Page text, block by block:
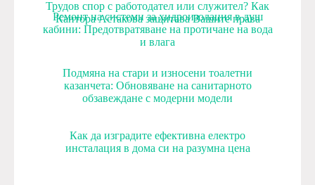
Трудов спор с работодател или служител? Как
Кантора Астакова защитава Вашите права
Ремонт на системи за хидроизолация в душ
кабини: Предотвратяване на протичане на вода
и влага
Подмяна на стари и износени тоалетни
казанчета: Обновяване на санитарното
обзавеждане с модерни модели
Как да изградите ефективна електро
инсталация в дома си на разумна цена